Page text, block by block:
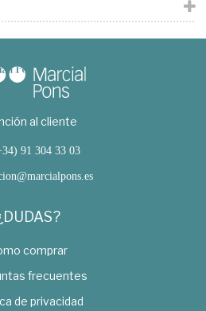
al cliente
91 304 33 03
comprar
frecuentes
de privacidad